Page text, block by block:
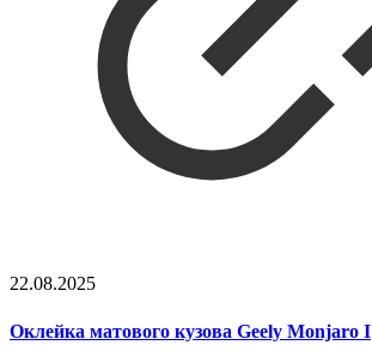
22.08.2025
Оклейка матового кузова Geely Monjaro I